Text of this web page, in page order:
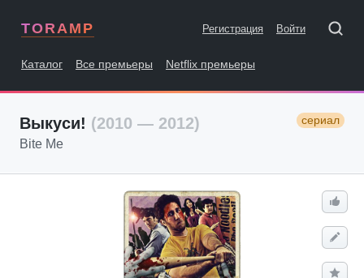
TORAMP Регистрация Войти
Каталог Все премьеры Netflix премьеры
Выкуси! (2010 — 2012) сериал
Bite Me